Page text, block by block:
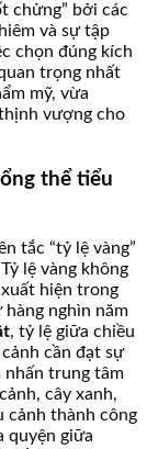
chửng” bởi các
và sự tập
chọn đúng kích
trọng nhất
mỹ, vừa
vượng cho
thể tiểu
tắc “tỷ lệ vàng”
lệ vàng không
hiện trong
nghìn năm
, tỷ lệ giữa chiều
cần đạt sự
nhấn trung tâm
cây xanh,
cảnh thành công
quyện giữa